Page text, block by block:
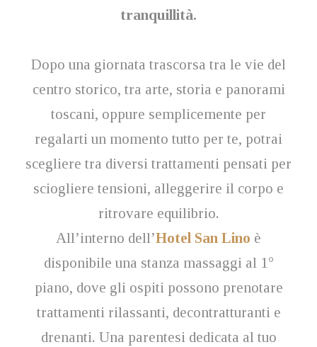
tranquillità.
Dopo una giornata trascorsa tra le vie del
centro storico, tra arte, storia e panorami
toscani, oppure semplicemente per
regalarti un momento tutto per te, potrai
scegliere tra diversi trattamenti pensati per
sciogliere tensioni, alleggerire il corpo e
ritrovare equilibrio.
All’interno dell’Hotel San Lino è
disponibile una stanza massaggi al 1°
piano, dove gli ospiti possono prenotare
trattamenti rilassanti, decontratturanti e
drenanti. Una parentesi dedicata al tuo